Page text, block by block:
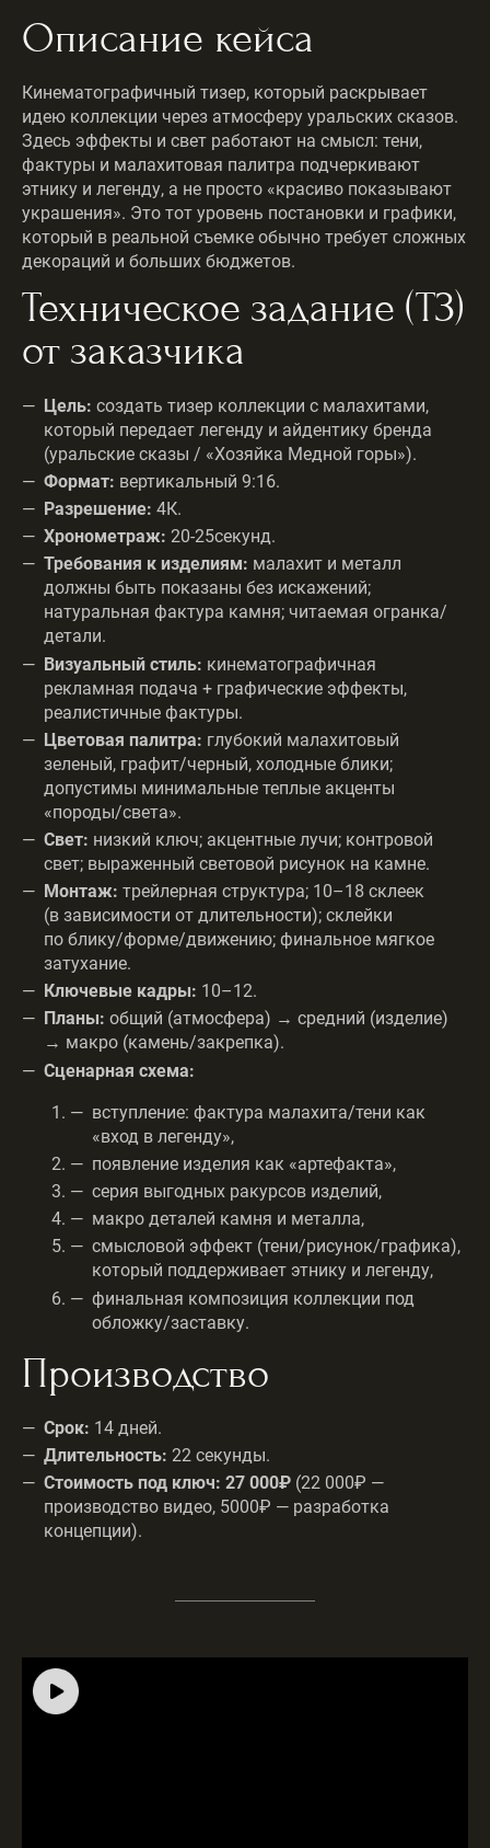
Описание кейса
Кинематографичный тизер, который раскрывает
идею коллекции через атмосферу уральских сказов.
Здесь эффекты и свет работают на смысл: тени,
фактуры и малахитовая палитра подчеркивают
этнику и легенду, а не просто «красиво показывают
украшения». Это тот уровень постановки и графики,
который в реальной съемке обычно требует сложных
декораций и больших бюджетов.
Техническое задание (ТЗ)
от заказчика
Цель: создать тизер коллекции с малахитами,
который передает легенду и айдентику бренда
(уральские сказы / «Хозяйка Медной горы»).
Формат: вертикальный 9:16.
Разрешение: 4К.
Хронометраж: 20-25секунд.
Требования к изделиям: малахит и металл
должны быть показаны без искажений;
натуральная фактура камня; читаемая огранка/
детали.
Визуальный стиль: кинематографичная
рекламная подача + графические эффекты,
реалистичные фактуры.
Цветовая палитра: глубокий малахитовый
зеленый, графит/черный, холодные блики;
допустимы минимальные теплые акценты
«породы/света».
Свет: низкий ключ; акцентные лучи; контровой
свет; выраженный световой рисунок на камне.
Монтаж: трейлерная структура; 10–18 склеек
(в зависимости от длительности); склейки
по блику/форме/движению; финальное мягкое
затухание.
Ключевые кадры: 10–12.
Планы: общий (атмосфера) → средний (изделие)
→ макро (камень/закрепка).
Сценарная схема:
вступление: фактура малахита/тени как
«вход в легенду»,
появление изделия как «артефакта»,
серия выгодных ракурсов изделий,
макро деталей камня и металла,
смысловой эффект (тени/рисунок/графика),
который поддерживает этнику и легенду,
финальная композиция коллекции под
обложку/заставку.
Производство
Срок: 14 дней.
Длительность: 22 секунды.
Стоимость под ключ: 27 000₽ (22 000₽ —
производство видео, 5000₽ — разработка
концепции).